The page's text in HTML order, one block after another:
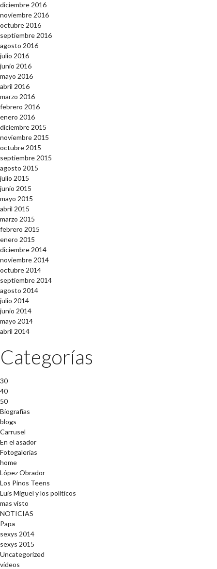
diciembre 2016
noviembre 2016
octubre 2016
septiembre 2016
agosto 2016
julio 2016
junio 2016
mayo 2016
abril 2016
marzo 2016
febrero 2016
enero 2016
diciembre 2015
noviembre 2015
octubre 2015
septiembre 2015
agosto 2015
julio 2015
junio 2015
mayo 2015
abril 2015
marzo 2015
febrero 2015
enero 2015
diciembre 2014
noviembre 2014
octubre 2014
septiembre 2014
agosto 2014
julio 2014
junio 2014
mayo 2014
abril 2014
Categorías
30
40
50
Biografías
blogs
Carrusel
En el asador
Fotogalerías
home
López Obrador
Los Pinos Teens
Luis Miguel y los políticos
mas visto
NOTICIAS
Papa
sexys 2014
sexys 2015
Uncategorized
videos